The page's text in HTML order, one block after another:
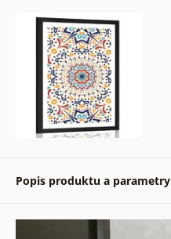
Popis produktu a parametry